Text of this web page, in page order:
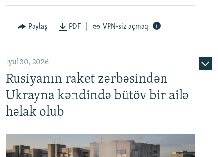
Paylaş PDF VPN-siz açmaq
İyul 30, 2026
Rusiyanın raket zərbəsindən
Ukrayna kəndində bütöv bir ailə
həlak olub